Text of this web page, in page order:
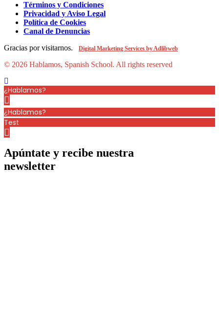
Términos y Condiciones
Privacidad y Aviso Legal
Política de Cookies
Canal de Denuncias
Gracias por visitarnos.
Digital Marketing Services by Adlibweb
© 2026 Hablamos, Spanish School. All rights reserved
¿Hablamos?
¿Hablamos?
Test
Apúntate y recibe nuestra
newsletter